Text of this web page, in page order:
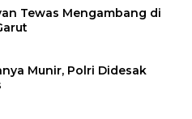
Tewas Mengambang di
Munir, Polri Didesak